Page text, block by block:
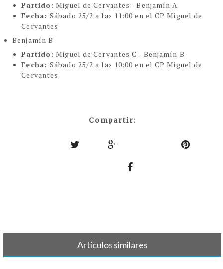
Partido: Miguel de Cervantes - Benjamín A
Fecha:Sábado 25/2 a las 11:00 en el CP Miguel de
Cervantes
Benjamín B
Partido: Miguel de Cervantes C - Benjamín B
Fecha:Sábado 25/2 a las 10:00 en el CP Miguel de
Cervantes
Compartir:
Artículos similares